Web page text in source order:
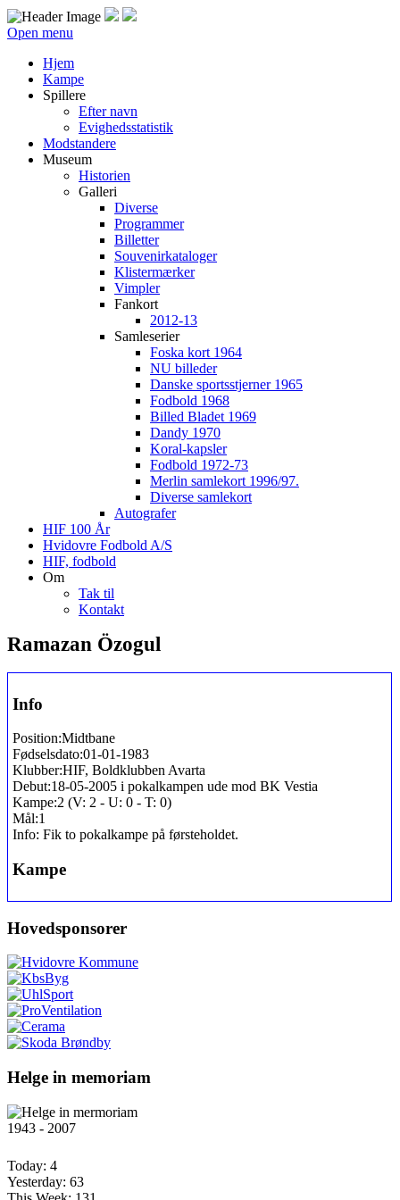
Open menu
Hjem
Kampe
Spillere
Efter navn
Evighedsstatistik
Modstandere
Museum
Historien
Galleri
Diverse
Programmer
Billetter
Souvenirkataloger
Klistermærker
Vimpler
Fankort
2012-13
Samleserier
Foska kort 1964
NU billeder
Danske sportsstjerner 1965
Fodbold 1968
Billed Bladet 1969
Dandy 1970
Koral-kapsler
Fodbold 1972-73
Merlin samlekort 1996/97.
Diverse samlekort
Autografer
HIF 100 År
Hvidovre Fodbold A/S
HIF, fodbold
Om
Tak til
Kontakt
Ramazan Özogul
Info
Position:Midtbane
Fødselsdato:01-01-1983
Klubber:HIF, Boldklubben Avarta
Debut:18-05-2005 i pokalkampen ude mod BK Vestia
Kampe:2 (V: 2 - U: 0 - T: 0)
Mål:1
Info: Fik to pokalkampe på førsteholdet.
Kampe
Hovedsponsorer
Helge in memoriam
1943 - 2007
Today: 4
Yesterday: 63